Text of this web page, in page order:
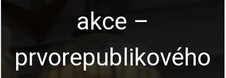
akce –
prvorepublikového